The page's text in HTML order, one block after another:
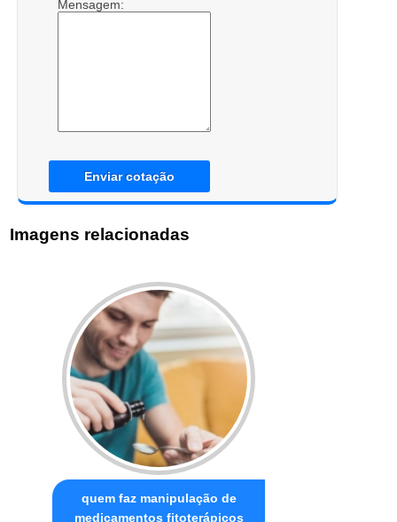
Mensagem:
Enviar cotação
Imagens relacionadas
quem faz manipulação de
medicamentos fitoterápicos